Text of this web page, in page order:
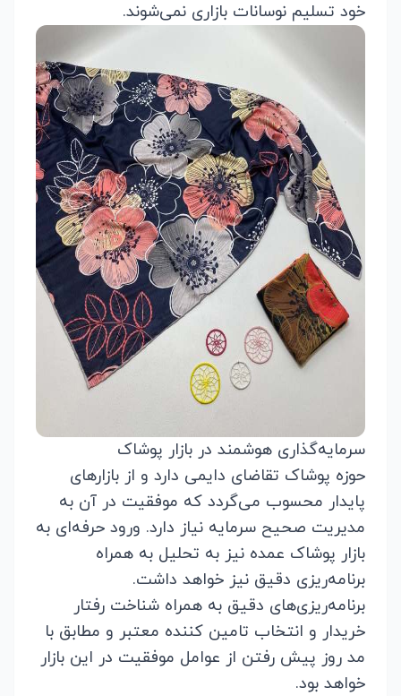
خود تسلیم نوسانات بازاری نمی‌شوند.
سرمایه‌گذاری هوشمند در بازار پوشاک
حوزه پوشاک تقاضای دایمی دارد و از بازارهای
پایدار محسوب می‌گردد که موفقیت در آن به
مدیریت صحیح سرمایه نیاز دارد. ورود حرفه‌ای به
بازار پوشاک عمده نیز به تحلیل به همراه
برنامه‌ریزی دقیق نیز خواهد داشت.
برنامه‌ریزی‌های دقیق به همراه شناخت رفتار
خریدار و انتخاب تامین کننده معتبر و مطابق با
مد روز پیش رفتن از عوامل موفقیت در این بازار
خواهد بود.